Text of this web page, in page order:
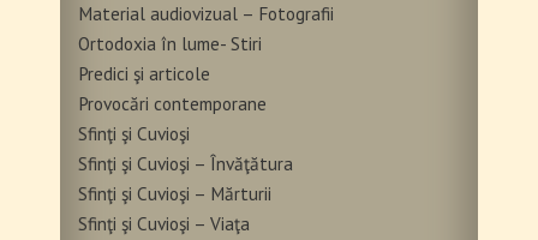
Material audiovizual – Fotografii
Ortodoxia în lume- Stiri
Predici şi articole
Provocări contemporane
Sfinţi şi Cuvioşi
Sfinţi şi Cuvioşi – Învăţătura
Sfinţi şi Cuvioşi – Mărturii
Sfinţi şi Cuvioşi – Viaţa